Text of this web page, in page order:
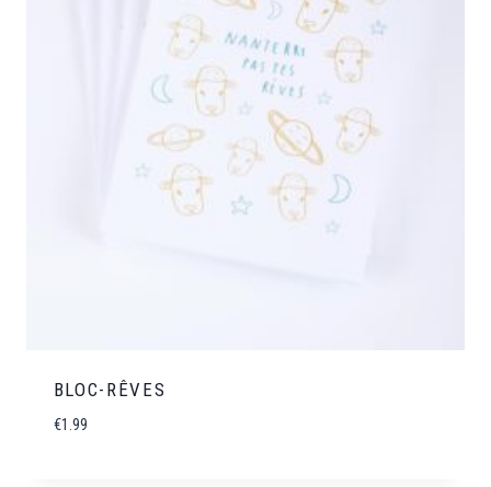
BLOC-RÊVES
€1.99